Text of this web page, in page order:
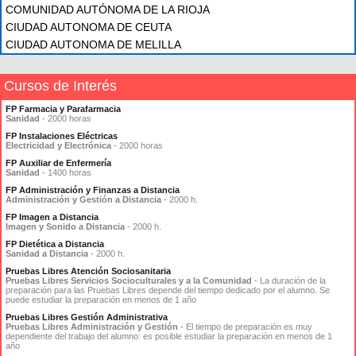
COMUNIDAD AUTÓNOMA DE LA RIOJA
CIUDAD AUTONOMA DE CEUTA
CIUDAD AUTONOMA DE MELILLA
Cursos de Interés
FP Farmacia y Parafarmacia
Sanidad - 2000 horas
FP Instalaciones Eléctricas
Electricidad y Electrónica - 2000 horas
FP Auxiliar de Enfermería
Sanidad - 1400 horas
FP Administración y Finanzas a Distancia
Administración y Gestión a Distancia - 2000 h.
FP Imagen a Distancia
Imagen y Sonido a Distancia - 2000 h.
FP Dietética a Distancia
Sanidad a Distancia - 2000 h.
Pruebas Libres Atención Sociosanitaria
Pruebas Libres Servicios Socioculturales y a la Comunidad - La duración de la
preparación para las Pruebas Libres depende del tiempo dedicado por el alumno. Se
puede estudiar la preparación en menos de 1 año
Pruebas Libres Gestión Administrativa
Pruebas Libres Administración y Gestión - El tiempo de preparación es muy
dependiente del trabajo del alumno: es posible estudiar la preparación en menos de 1
año